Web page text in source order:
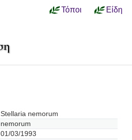
Τόποι Είδη
Stellaria nemorum
nemorum
01/03/1993